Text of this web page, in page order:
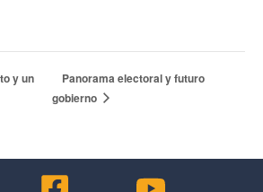
y un
Panorama electoral y futuro
gobierno